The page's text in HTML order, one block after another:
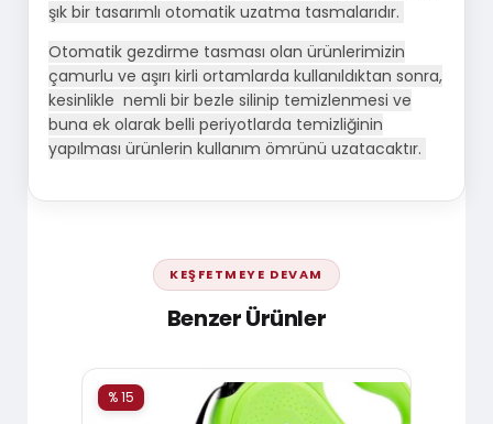
şık bir tasarımlı otomatik uzatma tasmalarıdır.
Otomatik gezdirme tasması olan ürünlerimizin
çamurlu ve aşırı kirli ortamlarda kullanıldıktan sonra,
kesinlikle nemli bir bezle silinip temizlenmesi ve
buna ek olarak belli periyotlarda temizliğinin
yapılması ürünlerin kullanım ömrünü uzatacaktır.
KEŞFETMEYE DEVAM
Benzer Ürünler
% 15